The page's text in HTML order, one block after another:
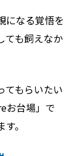
になる覚悟を
ても飼えなか
てもらいたい
お台場」で
。